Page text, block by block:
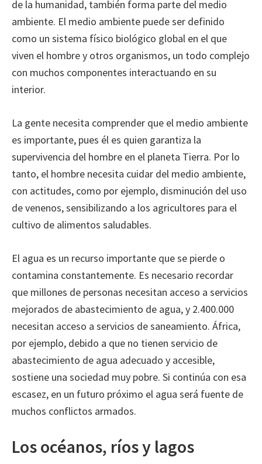
de la humanidad, también forma parte del medio
ambiente. El medio ambiente puede ser definido
como un sistema físico biológico global en el que
viven el hombre y otros organismos, un todo complejo
con muchos componentes interactuando en su
interior.
La gente necesita comprender que el medio ambiente
es importante, pues él es quien garantiza la
supervivencia del hombre en el planeta Tierra. Por lo
tanto, el hombre necesita cuidar del medio ambiente,
con actitudes, como por ejemplo, disminución del uso
de venenos, sensibilizando a los agricultores para el
cultivo de alimentos saludables.
El agua es un recurso importante que se pierde o
contamina constantemente. Es necesario recordar
que millones de personas necesitan acceso a servicios
mejorados de abastecimiento de agua, y 2.400.000
necesitan acceso a servicios de saneamiento. África,
por ejemplo, debido a que no tienen servicio de
abastecimiento de agua adecuado y accesible,
sostiene una sociedad muy pobre. Si continúa con esa
escasez, en un futuro próximo el agua será fuente de
muchos conflictos armados.
Los océanos, ríos y lagos